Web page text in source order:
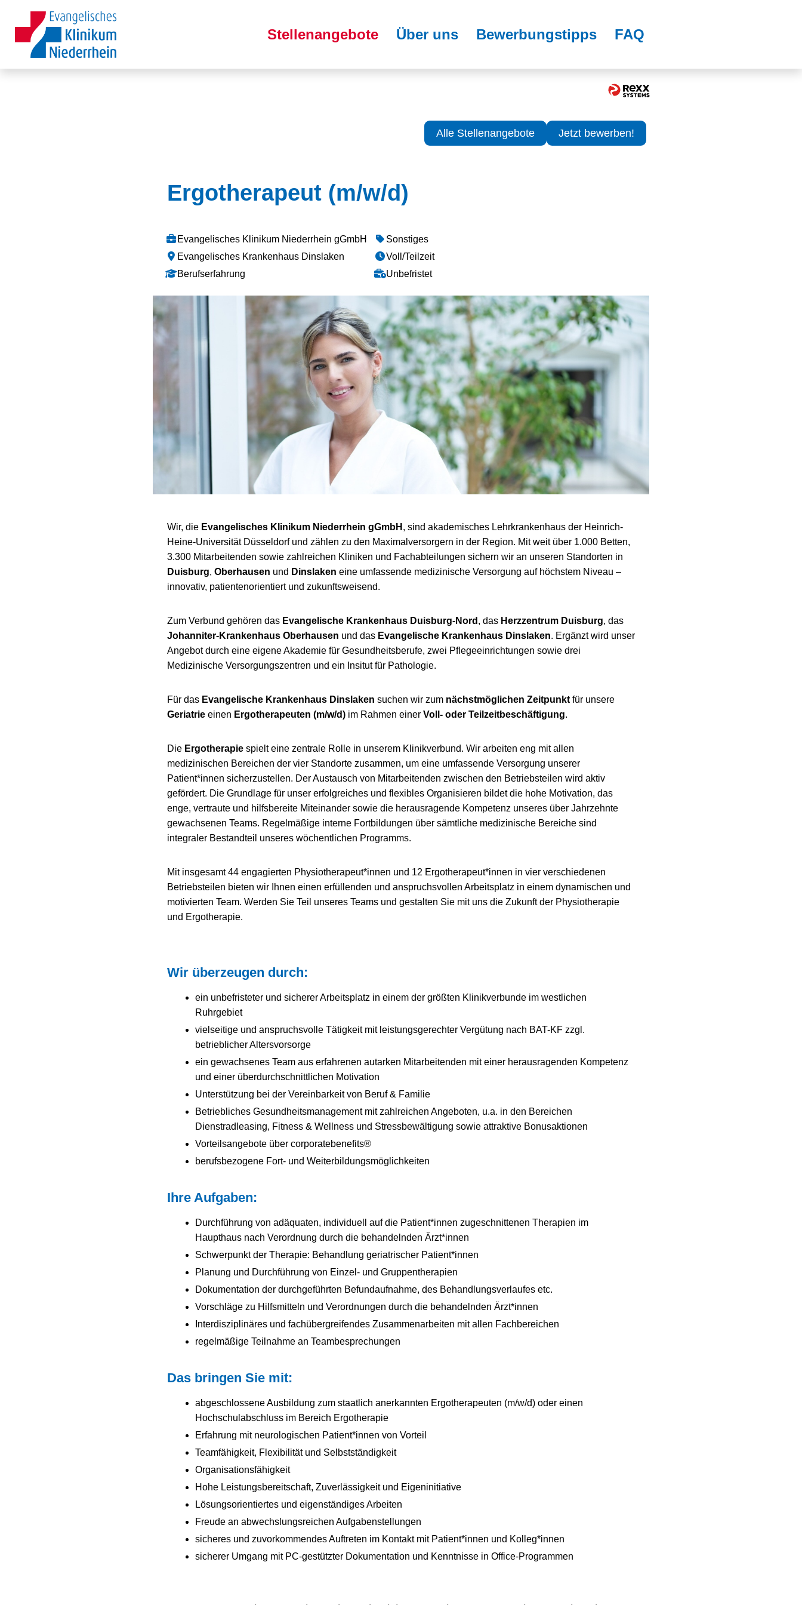
Stellenangebote Über uns Bewerbungstipps FAQ
Alle Stellenangebote Jetzt bewerben!
Ergotherapeut (m/w/d)
Evangelisches Klinikum Niederrhein gGmbH
Evangelisches Krankenhaus Dinslaken
Berufserfahrung
Sonstiges
Voll/Teilzeit
Unbefristet
Wir, die Evangelisches Klinikum Niederrhein gGmbH , sind akademisches Lehrkrankenhaus der Heinrich-
Heine-Universität Düsseldorf und zählen zu den Maximalversorgern in der Region. Mit weit über 1.000 Betten,
3.300 Mitarbeitenden sowie zahlreichen Kliniken und Fachabteilungen sichern wir an unseren Standorten in
Duisburg, Oberhausen und Dinslaken eine umfassende medizinische Versorgung auf höchstem Niveau –
innovativ, patientenorientiert und zukunftsweisend.
Zum Verbund gehören das Evangelische Krankenhaus Duisburg-Nord , das Herzzentrum Duisburg, das
Johanniter-Krankenhaus Oberhausen und das Evangelische Krankenhaus Dinslaken. Ergänzt wird unser
Angebot durch eine eigene Akademie für Gesundheitsberufe, zwei Pflegeeinrichtungen sowie drei
Medizinische Versorgungszentren und ein Insitut für Pathologie.
Für das Evangelische Krankenhaus Dinslaken suchen wir zum nächstmöglichen Zeitpunkt für unsere
Geriatrie einen Ergotherapeuten (m/w/d) im Rahmen einer Voll- oder Teilzeitbeschäftigung.
Die Ergotherapie spielt eine zentrale Rolle in unserem Klinikverbund. Wir arbeiten eng mit allen
medizinischen Bereichen der vier Standorte zusammen, um eine umfassende Versorgung unserer
Patient*innen sicherzustellen. Der Austausch von Mitarbeitenden zwischen den Betriebsteilen wird aktiv
gefördert. Die Grundlage für unser erfolgreiches und flexibles Organisieren bildet die hohe Motivation, das
enge, vertraute und hilfsbereite Miteinander sowie die herausragende Kompetenz unseres über Jahrzehnte
gewachsenen Teams. Regelmäßige interne Fortbildungen über sämtliche medizinische Bereiche sind
integraler Bestandteil unseres wöchentlichen Programms.
Mit insgesamt 44 engagierten Physiotherapeut*innen und 12 Ergotherapeut*innen in vier verschiedenen
Betriebsteilen bieten wir Ihnen einen erfüllenden und anspruchsvollen Arbeitsplatz in einem dynamischen und
motivierten Team. Werden Sie Teil unseres Teams und gestalten Sie mit uns die Zukunft der Physiotherapie
und Ergotherapie.
Wir überzeugen durch:
ein unbefristeter und sicherer Arbeitsplatz in einem der größten Klinikverbunde im westlichen
Ruhrgebiet
vielseitige und anspruchsvolle Tätigkeit mit leistungsgerechter Vergütung nach BAT-KF zzgl.
betrieblicher Altersvorsorge
ein gewachsenes Team aus erfahrenen autarken Mitarbeitenden mit einer herausragenden Kompetenz
und einer überdurchschnittlichen Motivation
Unterstützung bei der Vereinbarkeit von Beruf & Familie
Betriebliches Gesundheitsmanagement mit zahlreichen Angeboten, u.a. in den Bereichen
Dienstradleasing, Fitness & Wellness und Stressbewältigung sowie attraktive Bonusaktionen
Vorteilsangebote über corporatebenefits®
berufsbezogene Fort- und Weiterbildungsmöglichkeiten
Ihre Aufgaben:
Durchführung von adäquaten, individuell auf die Patient*innen zugeschnittenen Therapien im
Haupthaus nach Verordnung durch die behandelnden Ärzt*innen
Schwerpunkt der Therapie: Behandlung geriatrischer Patient*innen
Planung und Durchführung von Einzel- und Gruppentherapien
Dokumentation der durchgeführten Befundaufnahme, des Behandlungsverlaufes etc.
Vorschläge zu Hilfsmitteln und Verordnungen durch die behandelnden Ärzt*innen
Interdisziplinäres und fachübergreifendes Zusammenarbeiten mit allen Fachbereichen
regelmäßige Teilnahme an Teambesprechungen
Das bringen Sie mit:
abgeschlossene Ausbildung zum staatlich anerkannten Ergotherapeuten (m/w/d) oder einen
Hochschulabschluss im Bereich Ergotherapie
Erfahrung mit neurologischen Patient*innen von Vorteil
Teamfähigkeit, Flexibilität und Selbstständigkeit
Organisationsfähigkeit
Hohe Leistungsbereitschaft, Zuverlässigkeit und Eigeninitiative
Lösungsorientiertes und eigenständiges Arbeiten
Freude an abwechslungsreichen Aufgabenstellungen
sicheres und zuvorkommendes Auftreten im Kontakt mit Patient*innen und Kolleg*innen
sicherer Umgang mit PC-gestützter Dokumentation und Kenntnisse in Office-Programmen